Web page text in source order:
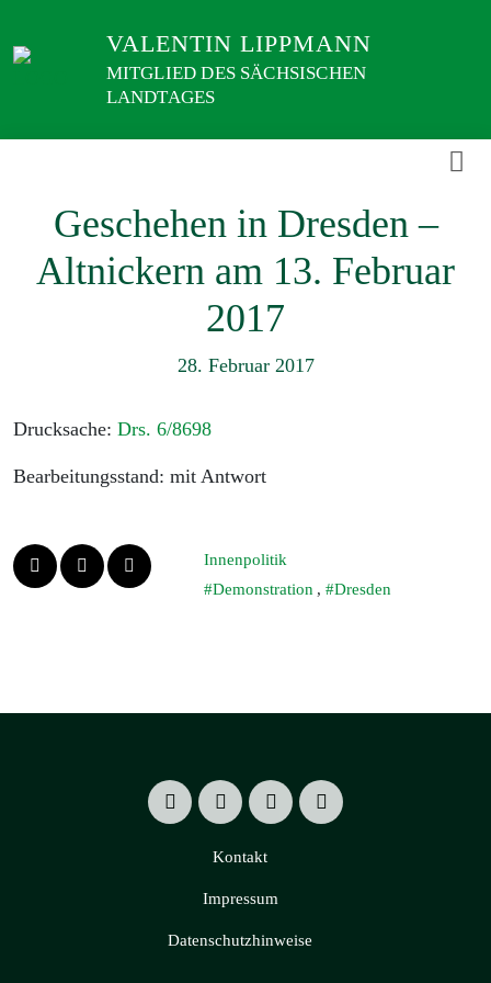
zum
VALENTIN LIPPMANN
MITGLIED DES SÄCHSISCHEN
LANDTAGES
Geschehen in Dresden –
Altnickern am 13. Februar
2017
28. Februar 2017
Drucksache: Drs. 6/8698
Bearbeitungsstand: mit Antwort
Innenpolitik
Demonstration , Dresden
Kontakt
Impressum
Datenschutzhinweise